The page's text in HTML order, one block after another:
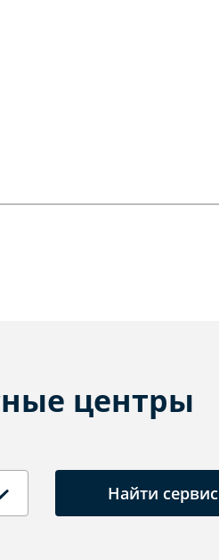
центры
Найти сервис